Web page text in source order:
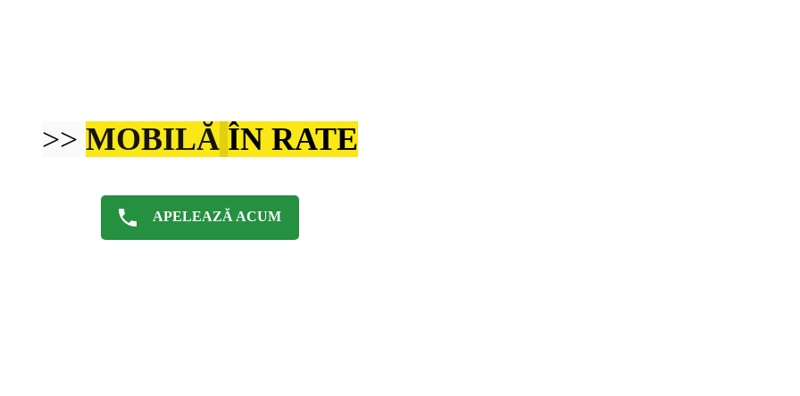
>> MOBILĂ ÎN RATE
APELEAZĂ ACUM